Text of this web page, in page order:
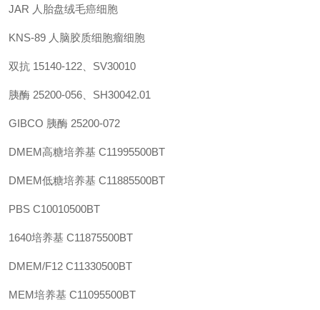
JAR 人胎盘绒毛癌细胞
KNS-89 人脑胶质细胞瘤细胞
双抗 15140-122、SV30010
胰酶 25200-056、SH30042.01
GIBCO 胰酶 25200-072
DMEM高糖培养基 C11995500BT
DMEM低糖培养基 C11885500BT
PBS C10010500BT
1640培养基 C11875500BT
DMEM/F12 C11330500BT
MEM培养基 C11095500BT